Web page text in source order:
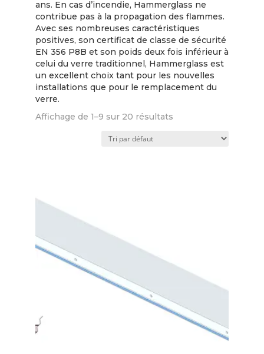
ans. En cas d’incendie, Hammerglass ne
contribue pas à la propagation des flammes.
Avec ses nombreuses caractéristiques
positives, son certificat de classe de sécurité
EN 356 P8B et son poids deux fois inférieur à
celui du verre traditionnel, Hammerglass est
un excellent choix tant pour les nouvelles
installations que pour le remplacement du
verre.
Affichage de 1–9 sur 20 résultats